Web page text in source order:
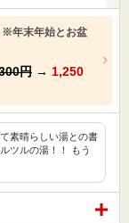
※年末年始とお盆
円 → 1,250
素晴らしい湯との書
ツルの湯！！ もう